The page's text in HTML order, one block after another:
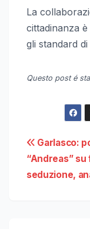
La
cittadinanza
gli standard
Questo post é
articoli
Garlasco:
“Andreas”
seduzione,